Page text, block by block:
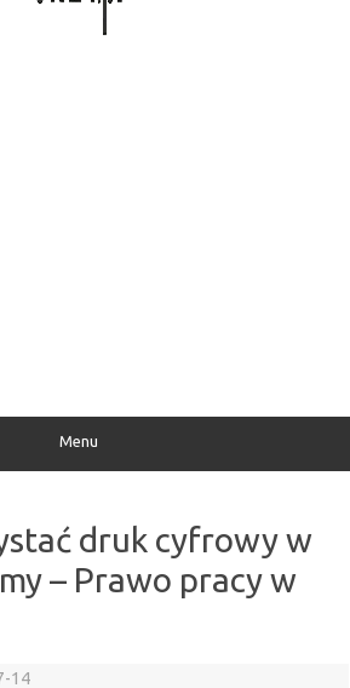
Menu
druk cyfrowy w
– Prawo pracy w
14